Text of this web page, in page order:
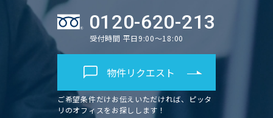
0120-620-213
受付時間 平日9:00～18:00
物件リクエスト
ご希望条件だけお伝えいただければ、ピッタ
リのオフィスをお探しします！